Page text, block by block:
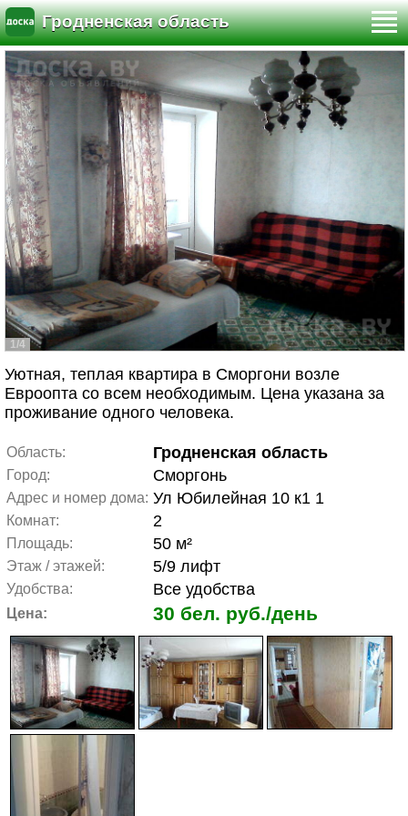
Гродненская область
1/4
Уютная, теплая квартира в Сморгони возле
Евроопта со всем необходимым. Цена указана за
проживание одного человека.
Область: Гродненская область
Город: Сморгонь
Адрес и номер дома: Ул Юбилейная 10 к1 1
Комнат: 2
Площадь: 50 м²
Этаж / этажей: 5/9 лифт
Удобства: Все удобства
Цена: 30 бел. руб./день